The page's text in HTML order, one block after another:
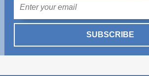
SUBSCRIBE